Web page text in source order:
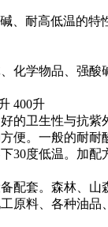
、耐高低温的
化学物品、强酸
400升
的卫生性与抗
便。一般的耐
30度低温。加配
配套。森林、山
原料、各种油品